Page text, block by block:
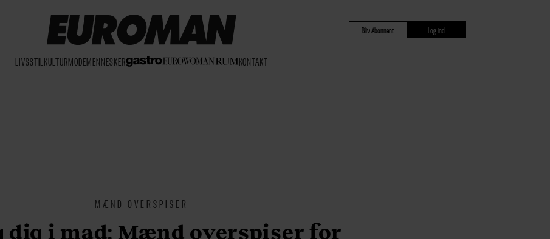
LIVSSTIL KULTURMODEMENNESKER KONTAKT
Bliv Abonnent Log ind
MÆND OVERSPISER
dig i mad: Mænd overspiser for